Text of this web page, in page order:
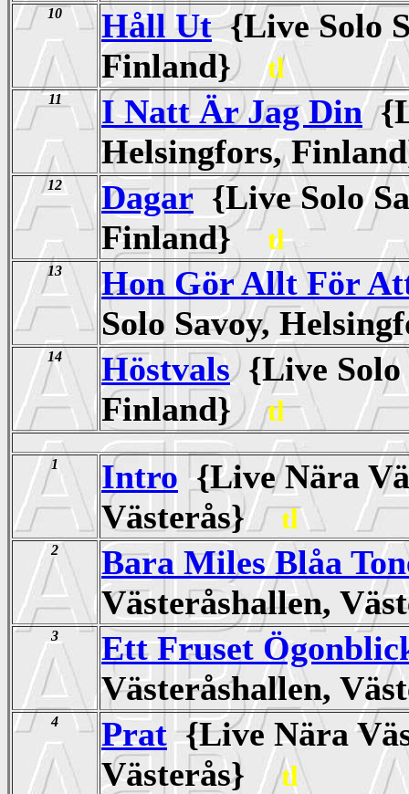
10 Håll Ut{Live Solo
Finland}tl
11 I Natt Är Jag Din
Helsingfors,
12 Dagar{Live Solo
Finland}tl
13
Hon Gör Allt För
Solo Savoy,
14 Höstvals{Live Solo
Finland}tl
1 Intro {Live Nära
Västerås}tl
2
Bara Miles Blåa
Västeråshallen,
3
Ett Fruset
Västeråshallen,
4 Prat{Live Nära
Västerås}tl